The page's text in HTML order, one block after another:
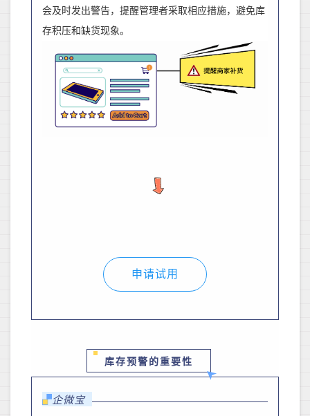
会及时发出警告，提醒管理者采取相应措施，避免库
存积压和缺货现象。
申请试用
库存预警的重要性
企微宝